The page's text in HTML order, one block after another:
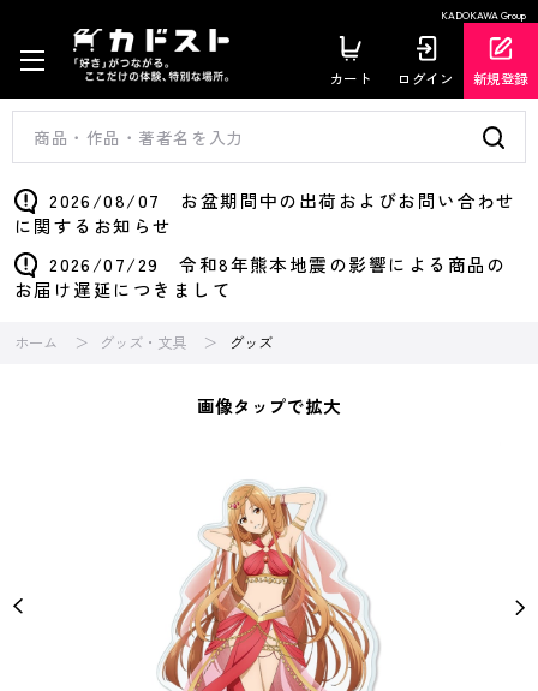
KADOKAWA Group
カート ログイン 新規登録
2026/08/07 お盆期間中の出荷およびお問い合わせ
に関するお知らせ
2026/07/29 令和8年熊本地震の影響による商品の
お届け遅延につきまして
ホーム グッズ・文具 グッズ
画像タップで拡大